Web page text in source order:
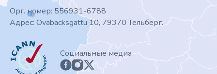
Орг. номер: 556931-6788
Адрес: Ovabacksgattu 10, 79370 Тельберг.
ICANN
Социальные медиа